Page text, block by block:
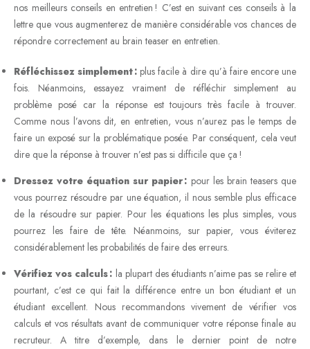
nos meilleurs conseils en entretien ! C’est en suivant ces conseils à la
lettre que vous augmenterez de manière considérable vos chances de
répondre correctement au brain teaser en entretien.
Réfléchissez simplement : plus facile à dire qu’à faire encore une
fois. Néanmoins, essayez vraiment de réfléchir simplement au
problème posé car la réponse est toujours très facile à trouver.
Comme nous l’avons dit, en entretien, vous n’aurez pas le temps de
faire un exposé sur la problématique posée. Par conséquent, cela veut
dire que la réponse à trouver n’est pas si difficile que ça !
Dressez votre équation sur papier : pour les brain teasers que
vous pourrez résoudre par une équation, il nous semble plus efficace
de la résoudre sur papier. Pour les équations les plus simples, vous
pourrez les faire de tête. Néanmoins, sur papier, vous éviterez
considérablement les probabilités de faire des erreurs.
Vérifiez vos calculs : la plupart des étudiants n’aime pas se relire et
pourtant, c’est ce qui fait la différence entre un bon étudiant et un
étudiant excellent. Nous recommandons vivement de vérifier vos
calculs et vos résultats avant de communiquer votre réponse finale au
recruteur. A titre d’exemple, dans le dernier point de notre